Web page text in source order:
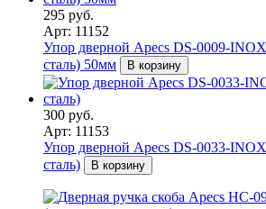
295 руб.
Арт: 11152
Упор дверной Apecs DS-0009-
сталь) 50мм
В корзину
300 руб.
Арт: 11153
Упор дверной Apecs DS-0033-
сталь)
В корзину